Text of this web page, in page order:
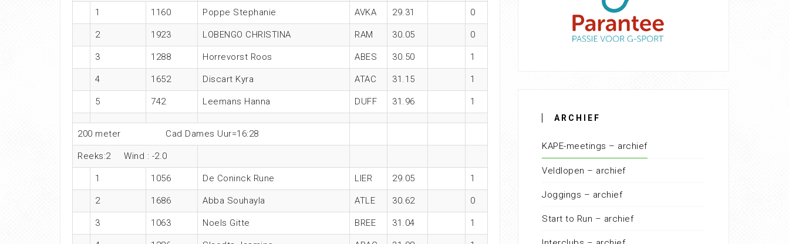
1 1160 Poppe Stephanie AVKA 29.31 0
2 1923 LOBENGO CHRISTINA RAM 30.05 0
3 1288 Horrevorst Roos ABES 30.50 1
4 1652 Discart Kyra ATAC 31.15 1
5 742 Leemans Hanna DUFF 31.96 1
200 meter Cad Dames Uur=16:28
Reeks:2 Wind : -2.0
1 1056 De Coninck Rune LIER 29.05 1
2 1686 Abba Souhayla ATLE 30.62 0
3 1063 Noels Gitte BREE 31.04 1
ARCHIEF
KAPE-meetings – archief
Veldlopen – archief
Joggings – archief
Start to Run – archief